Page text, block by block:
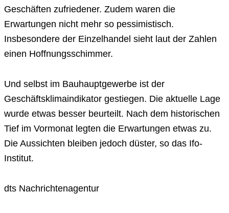
Geschäften zufriedener. Zudem waren die
Erwartungen nicht mehr so pessimistisch.
Insbesondere der Einzelhandel sieht laut der Zahlen
einen Hoffnungsschimmer.
Und selbst im Bauhauptgewerbe ist der
Geschäftsklimaindikator gestiegen. Die aktuelle Lage
wurde etwas besser beurteilt. Nach dem historischen
Tief im Vormonat legten die Erwartungen etwas zu.
Die Aussichten bleiben jedoch düster, so das Ifo-
Institut.
dts Nachrichtenagentur